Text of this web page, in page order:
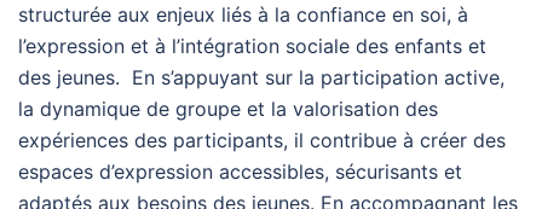
structurée aux enjeux liés à la confiance en soi, à
l’expression et à l’intégration sociale des enfants et
des jeunes. En s’appuyant sur la participation active,
la dynamique de groupe et la valorisation des
expériences des participants, il contribue à créer des
espaces d’expression accessibles, sécurisants et
adaptés aux besoins des jeunes. En accompagnant les